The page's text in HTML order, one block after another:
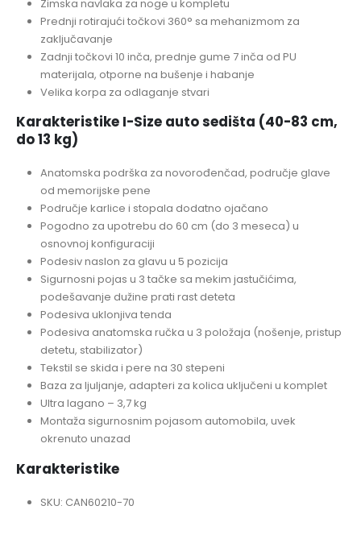
Zimska navlaka za noge u kompletu
Prednji rotirajući točkovi 360° sa mehanizmom za
zaključavanje
Zadnji točkovi 10 inča, prednje gume 7 inča od PU
materijala, otporne na bušenje i habanje
Velika korpa za odlaganje stvari
Karakteristike I-Size auto sedišta (40-83 cm,
do 13 kg)
Anatomska podrška za novorođenčad, područje glave
od memorijske pene
Područje karlice i stopala dodatno ojačano
Pogodno za upotrebu do 60 cm (do 3 meseca) u
osnovnoj konfiguraciji
Podesiv naslon za glavu u 5 pozicija
Sigurnosni pojas u 3 tačke sa mekim jastučićima,
podešavanje dužine prati rast deteta
Podesiva uklonjiva tenda
Podesiva anatomska ručka u 3 položaja (nošenje, pristup
detetu, stabilizator)
Tekstil se skida i pere na 30 stepeni
Baza za ljuljanje, adapteri za kolica uključeni u komplet
Ultra lagano – 3,7 kg
Montaža sigurnosnim pojasom automobila, uvek
okrenuto unazad
Karakteristike
SKU: CAN60210-70